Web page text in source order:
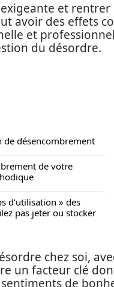
et
avoir des effets
et
du désordre.
de désencombrement
de votre
d’utilisation » des
pas jeter ou stocker
chez soi,
un facteur clé
de